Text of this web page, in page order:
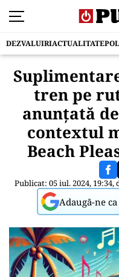
DEZVALUIRIACTUALITATE
tren pe
anunțată
contextul
Beach
Publicat: 05 iul. 2024, 19:34,
Adaugă-ne